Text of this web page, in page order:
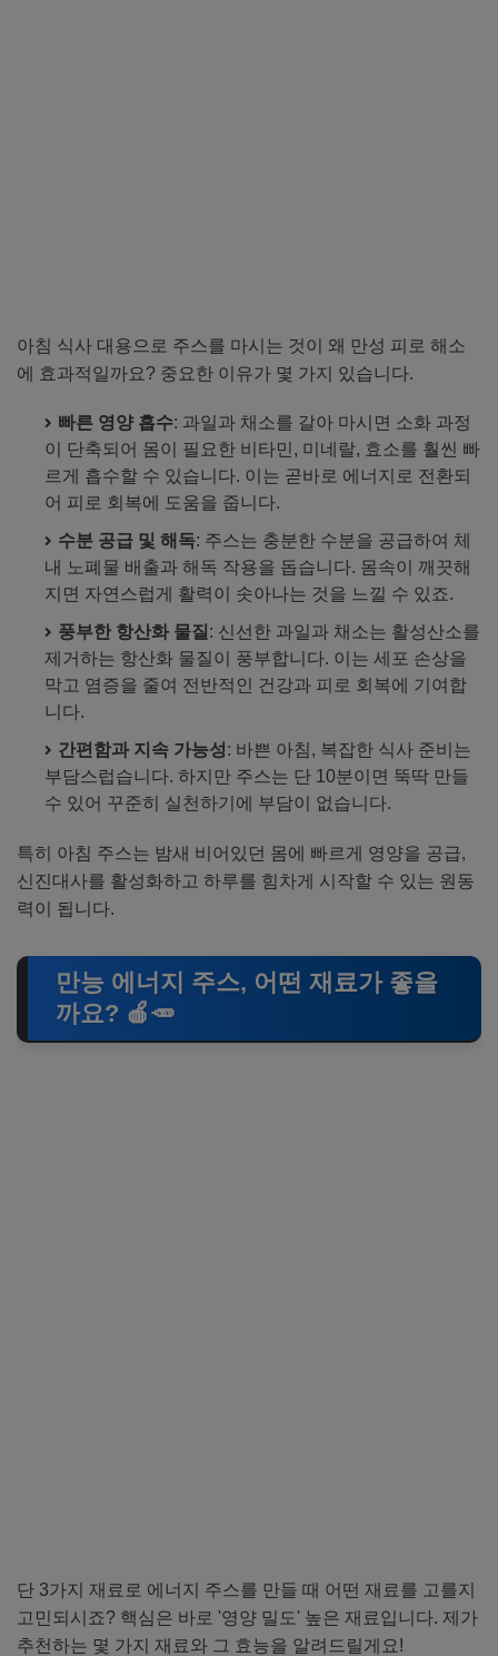
아침 식사 대용으로 주스를 마시는 것이 왜 만성 피로 해소
에 효과적일까요? 중요한 이유가 몇 가지 있습니다.
빠른 영양 흡수: 과일과 채소를 갈아 마시면 소화 과정
이 단축되어 몸이 필요한 비타민, 미네랄, 효소를 훨씬 빠
르게 흡수할 수 있습니다. 이는 곧바로 에너지로 전환되
어 피로 회복에 도움을 줍니다.
수분 공급 및 해독: 주스는 충분한 수분을 공급하여 체
내 노폐물 배출과 해독 작용을 돕습니다. 몸속이 깨끗해
지면 자연스럽게 활력이 솟아나는 것을 느낄 수 있죠.
풍부한 항산화 물질 : 신선한 과일과 채소는 활성산소를
제거하는 항산화 물질이 풍부합니다. 이는 세포 손상을
막고 염증을 줄여 전반적인 건강과 피로 회복에 기여합
니다.
간편함과 지속 가능성: 바쁜 아침, 복잡한 식사 준비는
부담스럽습니다. 하지만 주스는 단 10분이면 뚝딱 만들
수 있어 꾸준히 실천하기에 부담이 없습니다.
특히 아침 주스는 밤새 비어있던 몸에 빠르게 영양을 공급,
신진대사를 활성화하고 하루를 힘차게 시작할 수 있는 원동
력이 됩니다.
만능 에너지 주스, 어떤 재료가 좋을
까요? 🍎🥕
단 3가지 재료로 에너지 주스를 만들 때 어떤 재료를 고를지
고민되시죠? 핵심은 바로 '영양 밀도' 높은 재료입니다. 제가
추천하는 몇 가지 재료와 그 효능을 알려드릴게요!